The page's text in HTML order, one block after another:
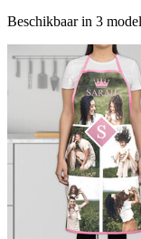
Beschikbaar in 3